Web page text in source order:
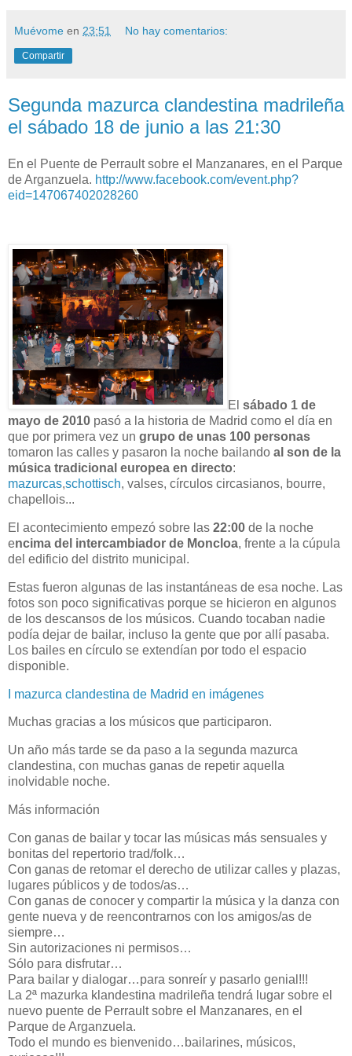
Muévome en 23:51 No hay comentarios:
Compartir
Segunda mazurca clandestina madrileña
el sábado 18 de junio a las 21:30
En el Puente de Perrault sobre el Manzanares, en el Parque
de Arganzuela. http://www.facebook.com/event.php?
eid=147067402028260
El sábado 1 de
mayo de 2010 pasó a la historia de Madrid como el día en
que por primera vez un grupo de unas 100 personas
tomaron las calles y pasaron la noche bailando al son de la
música tradicional europea en directo:
mazurcas,schottisch, valses, círculos circasianos, bourre,
chapellois...
El acontecimiento empezó sobre las 22:00 de la noche
encima del intercambiador de Moncloa, frente a la cúpula
del edificio del distrito municipal.
Estas fueron algunas de las instantáneas de esa noche. Las
fotos son poco significativas porque se hicieron en algunos
de los descansos de los músicos. Cuando tocaban nadie
podía dejar de bailar, incluso la gente que por allí pasaba.
Los bailes en círculo se extendían por todo el espacio
disponible.
I mazurca clandestina de Madrid en imágenes
Muchas gracias a los músicos que participaron.
Un año más tarde se da paso a la segunda mazurca
clandestina, con muchas ganas de repetir aquella
inolvidable noche.
Más información
Con ganas de bailar y tocar las músicas más sensuales y
bonitas del repertorio trad/folk…
Con ganas de retomar el derecho de utilizar calles y plazas,
lugares públicos y de todos/as…
Con ganas de conocer y compartir la música y la danza con
gente nueva y de reencontrarnos con los amigos/as de
siempre…
Sin autorizaciones ni permisos…
Sólo para disfrutar…
Para bailar y dialogar…para sonreír y pasarlo genial!!!
La 2ª mazurka klandestina madrileña tendrá lugar sobre el
nuevo puente de Perrault sobre el Manzanares, en el
Parque de Arganzuela.
Todo el mundo es bienvenido…bailarines, músicos,